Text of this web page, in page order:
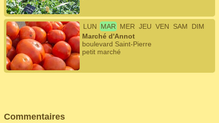
LUN MAR MER JEU VEN SAM
DIM
Marché d'Annot
boulevard Saint-Pierre
petit marché
Commentaires